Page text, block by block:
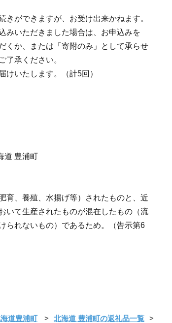
ができますが、お受け出来かねます。
みいただきました場合は、お申込みを
くか、または「寄附のみ」として承らせ
了承ください。
いたします。（計5回）
道 豊浦町
育、養殖、水揚げ等）されたものと、近
いて生産されたものが混在したもの（流
られないもの）であるため。（告示第6
道豊浦町
北海道 豊浦町の返礼品一覧